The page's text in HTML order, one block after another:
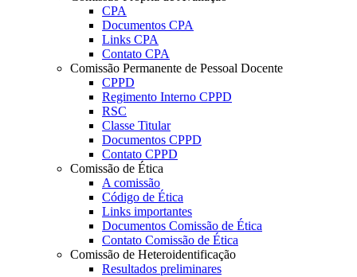
CPA
Documentos CPA
Links CPA
Contato CPA
Comissão Permanente de Pessoal Docente
CPPD
Regimento Interno CPPD
RSC
Classe Titular
Documentos CPPD
Contato CPPD
Comissão de Ética
A comissão
Código de Ética
Links importantes
Documentos Comissão de Ética
Contato Comissão de Ética
Comissão de Heteroidentificação
Resultados preliminares